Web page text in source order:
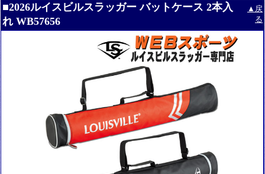
■2026ルイスビルスラッガー バットケース 2本入
れ WB57656
▲戻
る